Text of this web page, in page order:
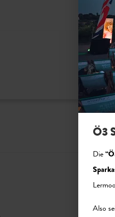
Bitte
Ö3
Die
Also